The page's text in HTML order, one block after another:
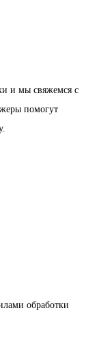
и мы свяжемся с
помогут
обработки